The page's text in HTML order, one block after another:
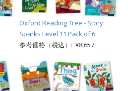
Oxford Reading Tree - Story
Sparks Level 11 Pack of 6
参考価格（税込）: ¥8,657